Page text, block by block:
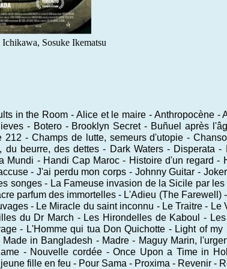
Sosuke Ikematsu
in the Room - Alice et le maire - Anthropocène -
- Botero - Brooklyn Secret - Buñuel après
- Champs de lutte, semeurs d'utopie -
beurre, des dettes - Dark Waters - Disperata -
Mundi - Handi Cap Maroc - Histoire d'un regard -
- J'ai perdu mon corps - Johnny Guitar -
songes - La Fameuse invasion de la Sicile par
parfum des immortelles - L'Adieu (The Farewell)
- Le Miracle du saint inconnu - Le Traitre - Le
du Dr March - Les Hirondelles de Kaboul -
- L'Homme qui tua Don Quichotte - Light of my
in Bangladesh - Madre - Maguy Marin,
- Nouvelle cordée - Once Upon a Time in
fille en feu - Pour Sama - Proxima - Revenir -